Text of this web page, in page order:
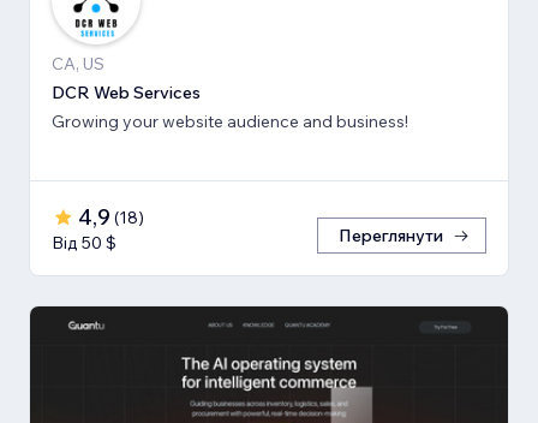
CA, US
DCR Web Services
Growing your website audience and business!
4,9 (18)
Від 50 $
Переглянути